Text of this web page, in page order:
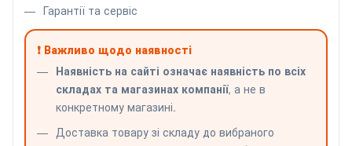
Гарантії та сервіс
❗ Важливо щодо наявності
Наявність на сайті означає наявність по всіх
складах та магазинах компанії, а не в
конкретному магазині.
Доставка товару зі складу до вибраного